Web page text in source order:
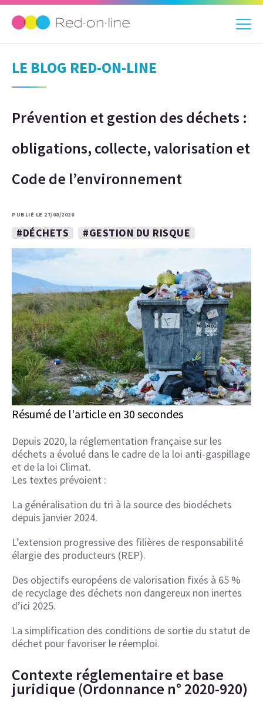
LE BLOG RED-ON-LINE
Prévention et gestion des déchets :
obligations, collecte, valorisation et
Code de l’environnement
PUBLIÉ LE 27/08/2020
#DÉCHETS #GESTION DU RISQUE
Résumé de l'article en 30 secondes
Depuis 2020, la réglementation française sur les
déchets a évolué dans le cadre de la loi anti-gaspillage
et de la loi Climat.
Les textes prévoient :
La généralisation du tri à la source des biodéchets
depuis janvier 2024.
L’extension progressive des filières de responsabilité
élargie des producteurs (REP).
Des objectifs européens de valorisation fixés à 65 %
de recyclage des déchets non dangereux non inertes
d’ici 2025.
La simplification des conditions de sortie du statut de
déchet pour favoriser le réemploi.
Contexte réglementaire et base
juridique (Ordonnance n° 2020-920)